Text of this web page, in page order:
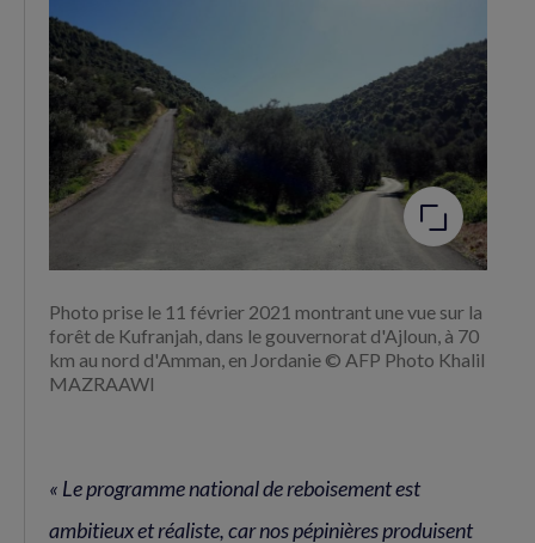
Agrandir
l'image
Photo prise le 11 février 2021 montrant une vue sur la
forêt de Kufranjah, dans le gouvernorat d'Ajloun, à 70
km au nord d'Amman, en Jordanie © AFP Photo Khalil
MAZRAAWI
« Le programme national de reboisement est
ambitieux et réaliste, car nos pépinières produisent